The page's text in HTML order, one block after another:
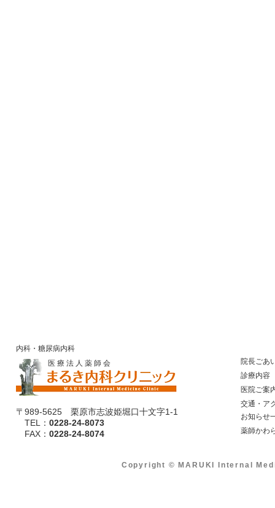
内科・糖尿病内科
医 療 法 人 薬 師 会
〒989-5625 栗原市志波姫堀口十文字1-1
TEL： 0228-24-8073
​ FAX： 0228-24-8074
院長ごあ
診療内容
医院ご案
交通・ア
お知らせ
薬師かわ
Copyright © MARUKI Internal